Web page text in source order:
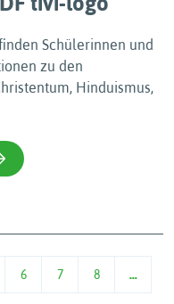
Schülerinnen und
zu den
Hinduismus,
6 7 8 …